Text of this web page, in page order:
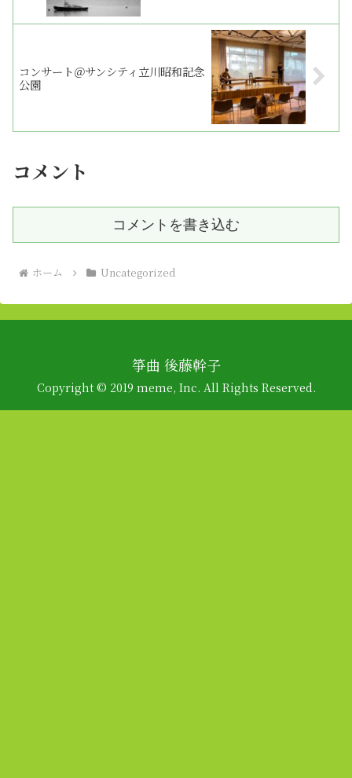
コンサート＠サンシティ立川昭和記念
公園
コメント
コメントを書き込む
ホーム Uncategorized
箏曲 後藤幹子
Copyright © 2019 meme, Inc. All Rights Reserved.